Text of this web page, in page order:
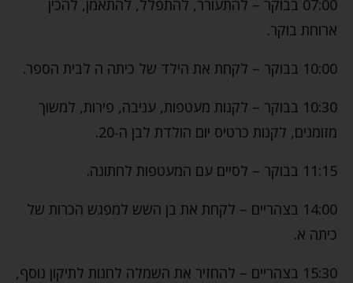
07:00 בבוקר – להתעורר, להתפלל, להתאמן, להכין
ארוחת בוקר.
10:00 בבוקר – לקחת את הילד של כיתה ה לבית הספר.
10:30 בבוקר – לקנות מעטפות, עניבה, פירות, למשוך
מזומנים, לקנות כרטיס יום הולדת לבן ה-20.
11:15 בבוקר – לסיים עם המעטפות לחתונה.
14:00 בצהריים – לקחת את בן השש למפגש הכרות של
כיתה א.
15:30 בצהריים – להחזיר את השמלה לחנות לתיקון נוסף,